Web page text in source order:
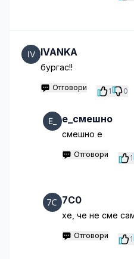
IVANKA
бургас!!
Отговори 1 0
е_смешно
смешно е
Отговори 1
7C0
хе, че не сме
Отговори 1